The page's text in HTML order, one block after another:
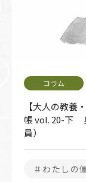
【大人の教養
帳 vol. 20-下
員）
＃わたしの